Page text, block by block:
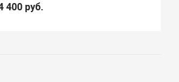
400 руб.